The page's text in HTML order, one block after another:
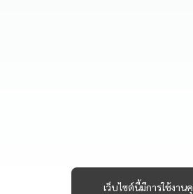
เว็บไซต์นี้มีการใช้งา